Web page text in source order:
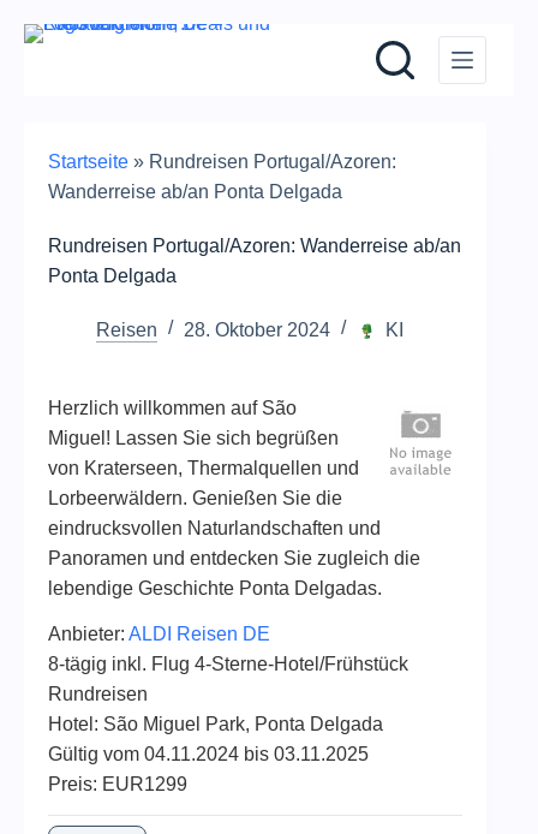
Zum
Startseite » Rundreisen Portugal/Azoren:
Wanderreise ab/an Ponta Delgada
Rundreisen Portugal/Azoren: Wanderreise ab/an
Ponta Delgada
Reisen 28. Oktober 2024 KI
Herzlich willkommen auf São
Miguel! Lassen Sie sich begrüßen
von Kraterseen, Thermalquellen und
Lorbeerwäldern. Genießen Sie die
eindrucksvollen Naturlandschaften und
Panoramen und entdecken Sie zugleich die
lebendige Geschichte Ponta Delgadas.
Anbieter: ALDI Reisen DE
8-tägig inkl. Flug 4-Sterne-Hotel/Frühstück
Rundreisen
Hotel: São Miguel Park, Ponta Delgada
Gültig vom 04.11.2024 bis 03.11.2025
Preis: EUR1299